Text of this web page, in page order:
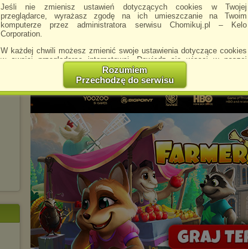
Jeśli nie zmienisz ustawień dotyczących cookies w Twojej
przeglądarce, wyrażasz zgodę na ich umieszczanie na Twoim
komputerze przez administratora serwisu Chomikuj.pl – Kelo
Corporation.
W każdej chwili możesz zmienić swoje ustawienia dotyczące cookies
w swojej przeglądarce internetowej. Dowiedz się więcej w naszej
http://chomikuj.pl/PolitykaPrywatnosci.aspx
Jednocześnie informujemy że zmiana ustawień przeglądarki może
spowodować ograniczenie korzystania ze strony Chomikuj.pl.
W przypadku braku twojej zgody na akceptację cookies niestety
prosimy o opuszczenie serwisu chomikuj.pl.
Wykorzystanie plików cookies
przez
Zaufanych Partnerów
(dostosowanie reklam do Twoich potrzeb, analiza skuteczności działań
marketingowych).
Wyrażenie sprzeciwu spowoduje, że wyświetlana Ci reklama nie
będzie dopasowana do Twoich preferencji, a będzie to reklama
wyświetlona przypadkowo.
Istnieje możliwość zmiany ustawień przeglądarki internetowej w
sposób uniemożliwiający przechowywanie plików cookies na
urządzeniu końcowym. Można również usunąć pliki cookies,
dokonując odpowiednich zmian w ustawieniach przeglądarki
internetowej.
Rozumiem
Przechodzę do serwisu